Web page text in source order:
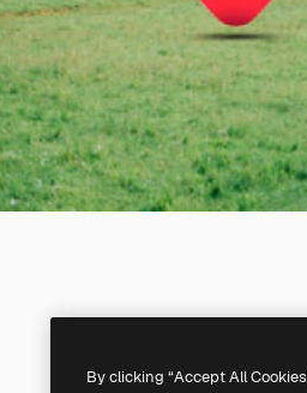
By clicking “Accept All